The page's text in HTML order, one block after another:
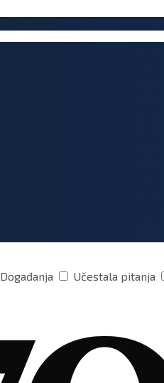
Događanja Učestala pitanja